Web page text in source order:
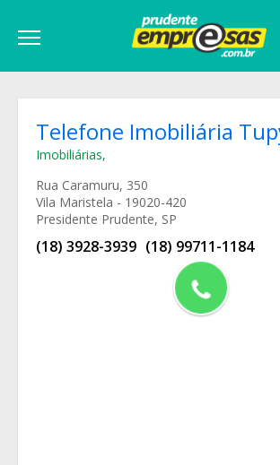
Telefone Imobiliária
Imobiliárias,
Rua Caramuru, 350
Vila Maristela - 19020-420
Presidente Prudente, SP
(18) 3928-3939 (18) 99711-1184